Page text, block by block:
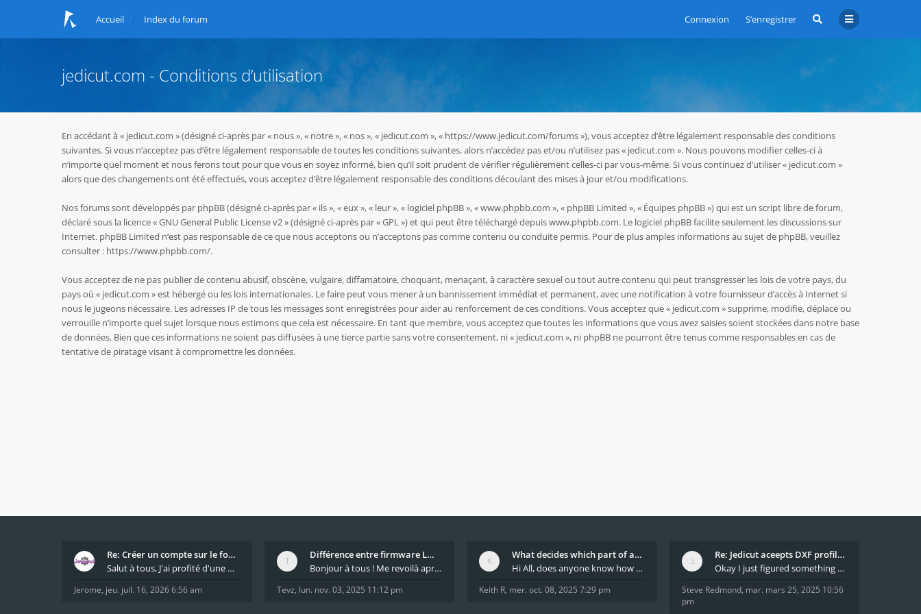
Connexion S’enregistrer
Accueil Index du forum
jedicut.com - Conditions d’utilisation
En accédant à « jedicut.com » (désigné ci-après par « nous », « notre », « nos », « jedicut.com », « https://www.jedicut.com/forums »), vous acceptez d’être légalement responsable des conditions
suivantes. Si vous n’acceptez pas d’être légalement responsable de toutes les conditions suivantes, alors n’accédez pas et/ou n’utilisez pas « jedicut.com ». Nous pouvons modifier celles-ci à
n’importe quel moment et nous ferons tout pour que vous en soyez informé, bien qu’il soit prudent de vérifier régulièrement celles-ci par vous-même. Si vous continuez d’utiliser « jedicut.com »
alors que des changements ont été effectués, vous acceptez d’être légalement responsable des conditions découlant des mises à jour et/ou modifications.
Nos forums sont développés par phpBB (désigné ci-après par « ils », « eux », « leur », « logiciel phpBB », « www.phpbb.com », « phpBB Limited », « Équipes phpBB ») qui est un script libre de forum,
déclaré sous la licence «GNU General Public License v2» (désigné ci-après par « GPL ») et qui peut être téléchargé depuiswww.phpbb.com. Le logiciel phpBB facilite seulement les discussions sur
Internet. phpBB Limited n’est pas responsable de ce que nous acceptons ou n’acceptons pas comme contenu ou conduite permis. Pour de plus amples informations au sujet de phpBB, veuillez
consulter : https://www.phpbb.com/.
Vous acceptez de ne pas publier de contenu abusif, obscène, vulgaire, diffamatoire, choquant, menaçant, à caractère sexuel ou tout autre contenu qui peut transgresser les lois de votre pays, du
pays où « jedicut.com » est hébergé ou les lois internationales. Le faire peut vous mener à un bannissement immédiat et permanent, avec une notification à votre fournisseur d’accès à Internet si
nous le jugeons nécessaire. Les adresses IP de tous les messages sont enregistrées pour aider au renforcement de ces conditions. Vous acceptez que « jedicut.com » supprime, modifie, déplace ou
verrouille n’importe quel sujet lorsque nous estimons que cela est nécessaire. En tant que membre, vous acceptez que toutes les informations que vous avez saisies soient stockées dans notre base
de données. Bien que ces informations ne soient pas diffusées à une tierce partie sans votre consentement, ni « jedicut.com », ni phpBB ne pourront être tenus comme responsables en cas de
tentative de piratage visant à compromettre les données.
Re: Créer un compte sur le forum / Create forum us
Salut à tous, J'ai profité d'une mise à jour du s
Jerome, jeu. juil. 16, 2026 6:56 am
Différence entre firmware LMFAO_V4_8_0 et du GRBL
Bonjour à tous ! Me revoilà après 5 ans de pause
Tevz, lun. nov. 03, 2025 11:12 pm
What decides which part of an airfoil is the extra
Hi All, does anyone know how Jedicut decides which
Keith R, mer. oct. 08, 2025 7:29 pm
Re: Jedicut aceepts DXF profile, but It won't cut
Okay I just figured something out. The profile p
Steve Redmond, mar. mars 25, 2025 10:56
pm